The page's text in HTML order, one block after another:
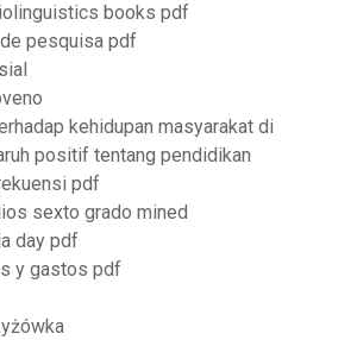
books pdf
pesquisa pdf
kehidupan masyarakat di
positif tentang pendidikan
pdf
sexto grado mined
day pdf
y gastos pdf